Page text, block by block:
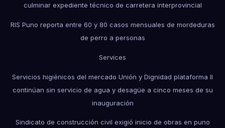
culminar expediente técnico de carretera interprovincial
RIS Puno reporta entre 60 y 80 casos mensuales de mordeduras
de perro a personas
Services
Servicios higiénicos del mercado Unión y Dignidad plataforma II
continúan sin servicio de agua y desagüe a cinco meses de su
inauguración
Sindicato de construcción civil exigió inicio de obras en puno